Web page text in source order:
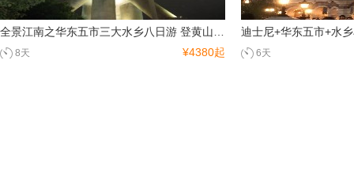
¥4380起
8天
迪士尼+华东五市+水
6天